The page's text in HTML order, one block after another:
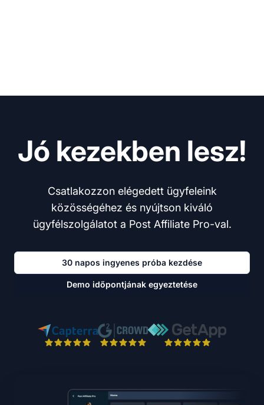
Jó kezekben lesz!
Csatlakozzon elégedett ügyfeleink
közösségéhez és nyújtson kiváló
ügyfélszolgálatot a Post Affiliate Pro-val.
30 napos ingyenes próba kezdése
Demo időpontjának egyeztetése